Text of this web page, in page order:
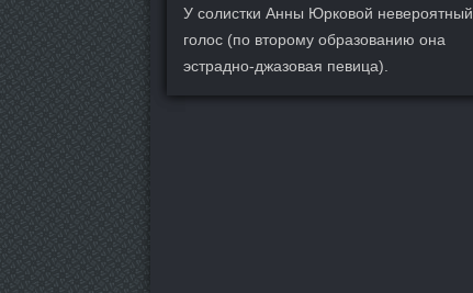
У солистки Анны Юрковой невероятный
голос (по второму образованию она
эстрадно-джазовая певица).